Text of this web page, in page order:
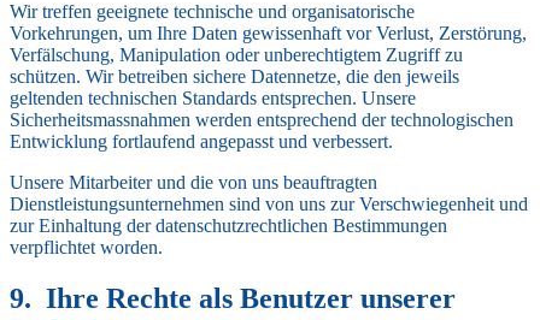
Wir treffen geeignete technische und organisatorische
Vorkehrungen, um Ihre Daten gewissenhaft vor Verlust, Zerstörung,
Verfälschung, Manipulation oder unberechtigtem Zugriff zu
schützen. Wir betreiben sichere Datennetze, die den jeweils
geltenden technischen Standards entsprechen. Unsere
Sicherheitsmassnahmen werden entsprechend der technologischen
Entwicklung fortlaufend angepasst und verbessert.
Unsere Mitarbeiter und die von uns beauftragten
Dienstleistungsunternehmen sind von uns zur Verschwiegenheit und
zur Einhaltung der datenschutzrechtlichen Bestimmungen
verpflichtet worden.
Ihre Rechte als Benutzer unserer